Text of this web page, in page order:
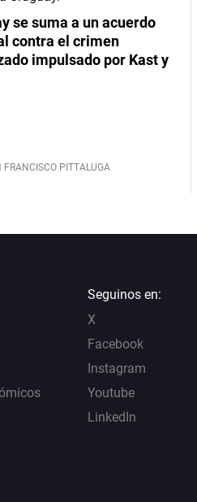
se suma a un acuerdo
contra el crimen
impulsado por Kast y
FRANCISCO PITTALUGA
Seguinos en:
X
Facebook
Instagram
Youtube
LinkedIn